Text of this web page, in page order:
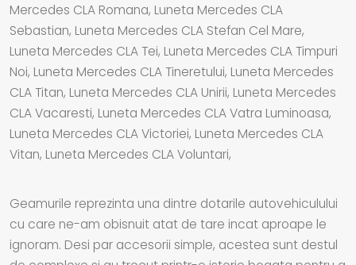
Mercedes CLA Romana, Luneta Mercedes CLA
Sebastian, Luneta Mercedes CLA Stefan Cel Mare,
Luneta Mercedes CLA Tei, Luneta Mercedes CLA Timpuri
Noi, Luneta Mercedes CLA Tineretului, Luneta Mercedes
CLA Titan, Luneta Mercedes CLA Unirii, Luneta Mercedes
CLA Vacaresti, Luneta Mercedes CLA Vatra Luminoasa,
Luneta Mercedes CLA Victoriei, Luneta Mercedes CLA
Vitan, Luneta Mercedes CLA Voluntari,
Geamurile reprezinta una dintre dotarile autovehiculului
cu care ne-am obisnuit atat de tare incat aproape le
ignoram. Desi par accesorii simple, acestea sunt destul